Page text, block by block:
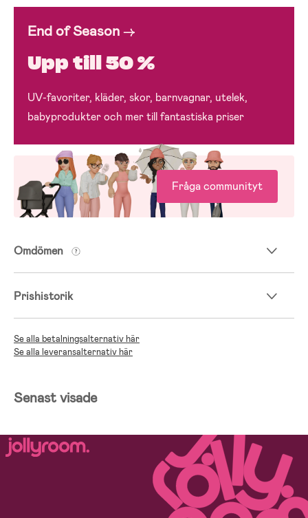
End of Season→
Upp till 50 %
UV-favoriter, kläder, skor, barnvagnar, utelek,
babyprodukter och mer till fantastiska priser
Fråga communityt
Omdömen
Prishistorik
Se alla betalningsalternativ här
Se alla leveransalternativ här
Senast visade